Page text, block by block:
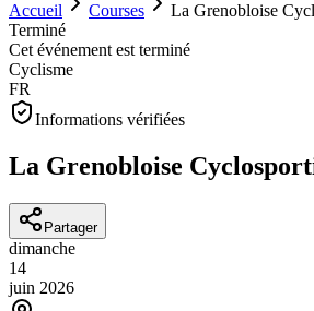
Accueil Courses
La Grenobloise
Terminé
Cet événement est terminé
Cyclisme
FR
Informations vérifiées
La Grenobloise
Partager
dimanche
14
juin 2026